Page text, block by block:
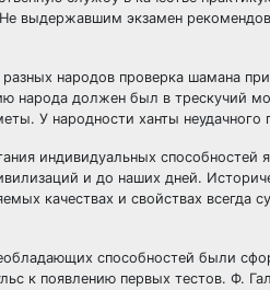
выдержавшим экзамен
народов проверка шамана
народа должен был в трескучий
У народности ханты
индивидуальных
и до наших дней.
качествах и свойствах всегда
способностей были
к появлению первых тестов. Ф.